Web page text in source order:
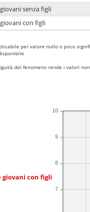
senza figli
con figli
per valore nullo o poco
del fenomeno rende i valori
giovani con figli
7
8
9
10